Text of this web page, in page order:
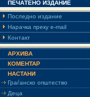
ПЕЧАТЕНО ИЗДАНИЕ
Последно издание
Нарачка преку e-mail
Контакт
АРХИВА
КОМЕНТАР
НАСТАНИ
Граѓанско општество
Деца